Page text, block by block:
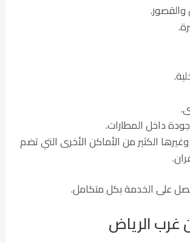
والقصور.
داخل المطارات.
الكثير من الأماكن الأخرى التي تضم
على الخدمة بكل متكامل.
غرب الرياض